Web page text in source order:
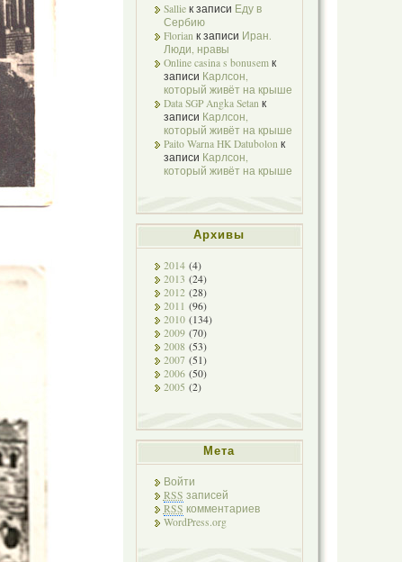
Sallieк записи Еду в
Сербию
Florian к записи Иран.
Люди, нравы
Online casina s bonusemк
записи Карлсон,
который живёт на крыше
Data SGP Angka Setan к
записи Карлсон,
который живёт на крыше
Paito Warna HK Datubolon к
записи Карлсон,
который живёт на крыше
Архивы
2014(4)
2013 (24)
2012 (28)
2011 (96)
2010(134)
2009(70)
2008 (53)
2007 (51)
2006(50)
2005 (2)
Мета
Войти
RSS записей
RSS комментариев
WordPress.org